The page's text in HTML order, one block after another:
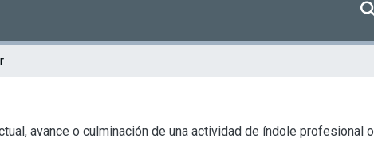
avance o culminación de una actividad de índole profesional o